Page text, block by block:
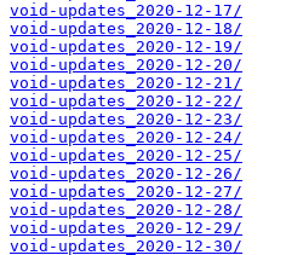
void-updates_2020-12-17/
void-updates_2020-12-18/
void-updates_2020-12-19/
void-updates_2020-12-20/
void-updates_2020-12-21/
void-updates_2020-12-22/
void-updates_2020-12-23/
void-updates_2020-12-24/
void-updates_2020-12-25/
void-updates_2020-12-26/
void-updates_2020-12-27/
void-updates_2020-12-28/
void-updates_2020-12-29/
void-updates_2020-12-30/